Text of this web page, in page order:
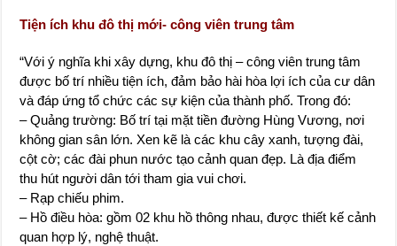
Tiện ích khu đô thị mới- công viên trung tâm
“Với ý nghĩa khi xây dựng, khu đô thị – công viên trung tâm
được bố trí nhiều tiện ích, đảm bảo hài hòa lợi ích của cư dân
và đáp ứng tổ chức các sự kiện của thành phố. Trong đó:
– Quảng trường: Bố trí tại mặt tiền đường Hùng Vương, nơi
không gian sân lớn. Xen kẽ là các khu cây xanh, tượng đài,
cột cờ; các đài phun nước tạo cảnh quan đẹp. Là địa điểm
thu hút người dân tới tham gia vui chơi.
– Rạp chiếu phim.
– Hồ điều hòa: gồm 02 khu hồ thông nhau, được thiết kế cảnh
quan hợp lý, nghệ thuật.